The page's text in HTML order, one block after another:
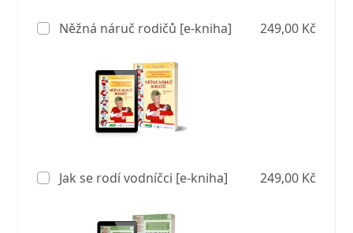
Něžná náruč rodičů [e-kniha] 249,00 Kč
Jak se rodí vodníčci [e-kniha] 249,00 Kč